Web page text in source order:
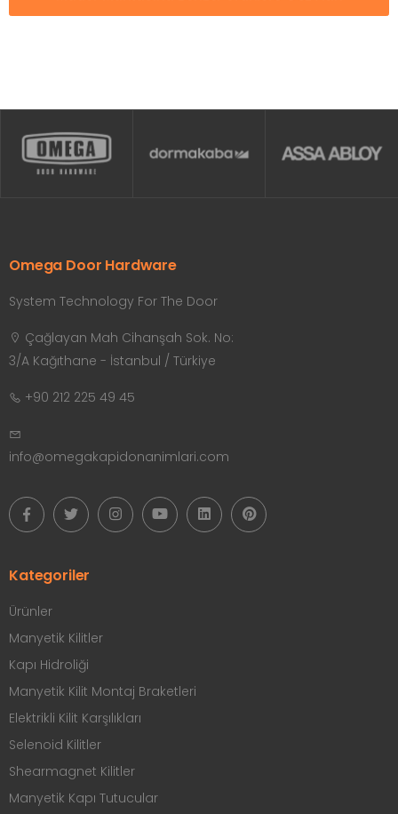
Omega Door Hardware
System Technology For The Door
Çağlayan Mah Cihanşah Sok. No:
3/A Kağıthane - İstanbul / Türkiye
+90 212 225 49 45
info@omegakapidonanimlari.com
Kategoriler
Ürünler
Manyetik Kilitler
Kapı Hidroliği
Manyetik Kilit Montaj Braketleri
Elektrikli Kilit Karşılıkları
Selenoid Kilitler
Shearmagnet Kilitler
Manyetik Kapı Tutucular